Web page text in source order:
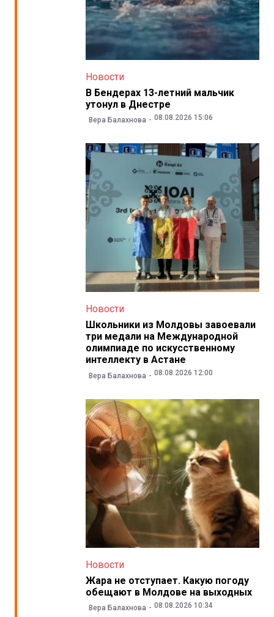
Новости
В Бендерах 13-летний мальчик
утонул в Днестре
Вера Балахнова 08.08.2026 15:06
Новости
Школьники из Молдовы завоевали
три медали на Международной
олимпиаде по искусственному
интеллекту в Астане
Вера Балахнова 08.08.2026 12:00
Новости
Жара не отступает. Какую погоду
обещают в Молдове на выходных
Вера Балахнова 08.08.2026 10:34